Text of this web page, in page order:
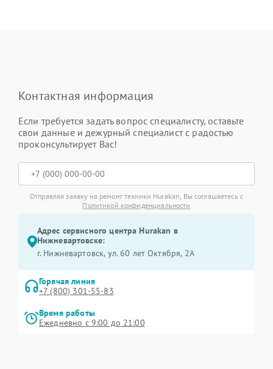
Контактная информация
Если требуется задать вопрос специалисту, оставьте
свои данные и дежурный специалист с радостью
проконсультирует Вас!
Отправляя заявку на ремонт техники Hurakan, Вы соглашаетесь с
Политикой конфиденциальности
Адрес сервисного центра Hurakan в
Нижневартовске:
г. Нижневартовск, ул. 60 лет Октября, 2А
Горячая линия
+7 (800) 301-55-83
Время работы
Ежедневно с 9:00 до 21:00